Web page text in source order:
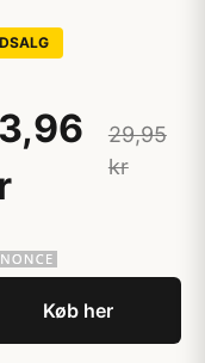
29,95
kr
Køb her